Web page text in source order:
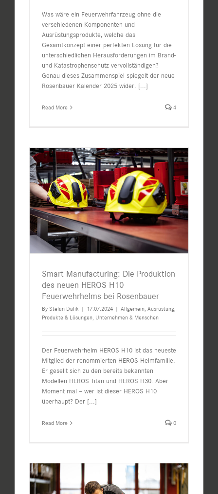
Was wäre ein Feuerwehrfahrzeug ohne die
verschiedenen Komponenten und
Ausrüstungsprodukte, welche das
Gesamtkonzept einer perfekten Lösung für die
unterschiedlichen Herausforderungen im Brand-
und Katastrophenschutz vervollständigen?
Genau dieses Zusammenspiel spiegelt der neue
Rosenbauer Kalender 2025 wider. [...]
Read More 4
Smart Manufacturing: Die Produktion
des neuen HEROS H10
Feuerwehrhelms bei Rosenbauer
By Stefan Dalik | 17.07.2024 | Allgemein Ausrüstung
Produkte & Lösungen Unternehmen & Menschen
Der Feuerwehrhelm HEROS H10 ist das neueste
Mitglied der renommierten HEROS-Helmfamilie.
Er gesellt sich zu den bereits bekannten
Modellen HEROS Titan und HEROS H30. Aber
Moment mal – wer ist dieser HEROS H10
überhaupt? Der [...]
Read More 0